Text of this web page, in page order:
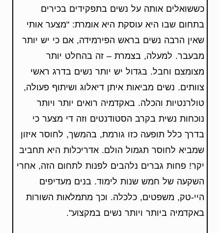
כששואלים אותה על נשים בתפקידים בכירים
בתחום שבו היא עוסקת היא אומרת: "מצער אותי
שאין הרבה נשים בראש הפירמידה, אם כי יש יותר
מבעבר. למעלה, בצמרת – זה בהחלט יותר
מצומצם וחבל. בגדול יש יותר נשים בדרג ראשי
צוותים. נשים מביאות איתן דיאלוג ושיתוף פעולה,
טולרנטיות והכלה. באקדמיה רואים יותר ויותר
נוכחות נשית בקרב הסטודנטים וזה די מצער כי
בדרך כלל תופעה כזו גורמת, בהמשך, לחוסר איזון
שמביא לחוסר תגמול הולם. אדריכלות היא תחביב
יקר! פחות גברים נלהבים לפנות לתחום הזה, אחרי
השקעה של חמש שנות לימוד. בנים מעדיפים
היי-טק, משפטים, כלכלה. וכך מתמלאות השורות
באקדמיה ביותר ויותר נשים במקצוע".